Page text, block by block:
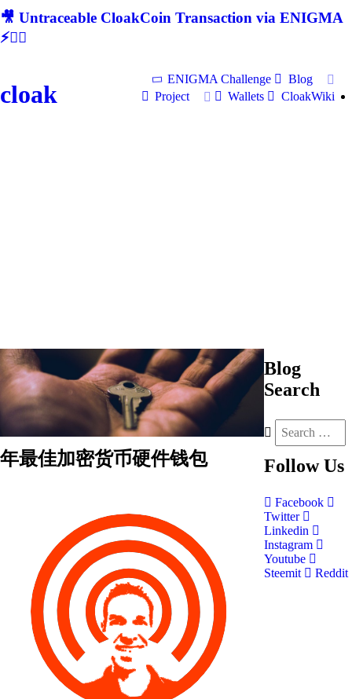
🎥 Untraceable CloakCoin Transaction via ENIGMA
⚡🕵‍♂
cloak
ENIGMA Challenge
Blog
Project
Wallets CloakWiki
年最佳加密货币硬件钱包
Blog
Search
Follow Us
Facebook
Twitter
Linkedin
Instagram
Youtube
Steemit
Reddit